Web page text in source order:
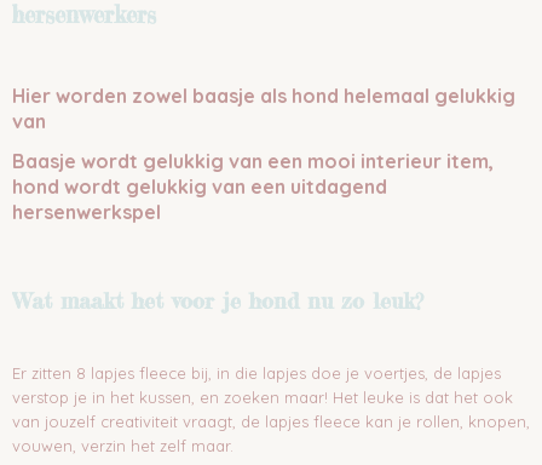
hersenwerkers
Hier worden zowel baasje als hond helemaal gelukkig
van
Baasje wordt gelukkig van een mooi interieur item,
hond wordt gelukkig van een uitdagend
hersenwerkspel
Wat maakt het voor je hond nu zo leuk?
Er zitten 8 lapjes fleece bij, in die lapjes doe je voertjes, de lapjes
verstop je in het kussen, en zoeken maar! Het leuke is dat het ook
van jouzelf creativiteit vraagt, de lapjes fleece kan je rollen, knopen,
vouwen, verzin het zelf maar.